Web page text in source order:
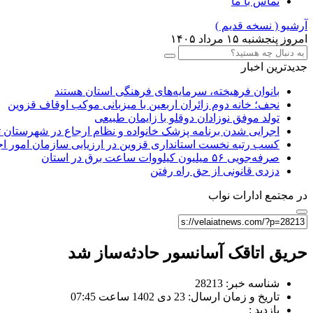
آرشیو ( نسخه قدیم )
امروز پنجشنبه ۱۵ مرداد ۱۴۰۵
جدیدترین اخبار
بانوان فرهیخته، سرمایه‌های فرهنگی استان هستند
نجف؛ خانه دوم زائران اربعین با میزبانی موکب اوقاف قزوین
تولد موفق نوزادان دوقلو با زایمان طبیعی
اجرایی شدن برنامه پزشک خانواده و نظام ارجاع در شهرستان
کسب رتبه نخست استانداری قزوین در ارزیابی سازمان امور
صرفه‌جویی ۵۶ میلیون کیلووات‌ ساعت برق در استان
دزدی قانونی از حق راه رفتن
در مجتمع ادارات نواب
حریق اتاقک آسانسور حادثه‌ساز شد
شناسه خبر: 28213
تاریخ و زمان ارسال: 23 دی 1402 ساعت 07:45
بازدید :